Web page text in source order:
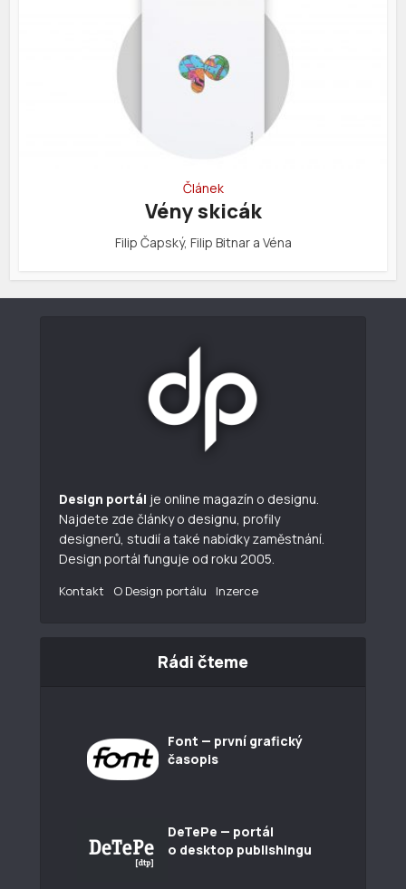
Článek
Vény skicák
Filip Čapský, Filip Bitnar a Véna
Design portál je online magazín o designu.
Najdete zde články o designu, profily
designerů, studií a také nabídky zaměstnání.
Design portál funguje od roku 2005.
Kontakt O Design portálu Inzerce
Rádi čteme
Font — první grafický
časopis
DeTePe — portál
o desktop publishingu